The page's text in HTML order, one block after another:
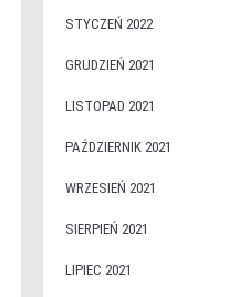
STYCZEŃ 2022
GRUDZIEŃ 2021
LISTOPAD 2021
PAŹDZIERNIK 2021
WRZESIEŃ 2021
SIERPIEŃ 2021
LIPIEC 2021